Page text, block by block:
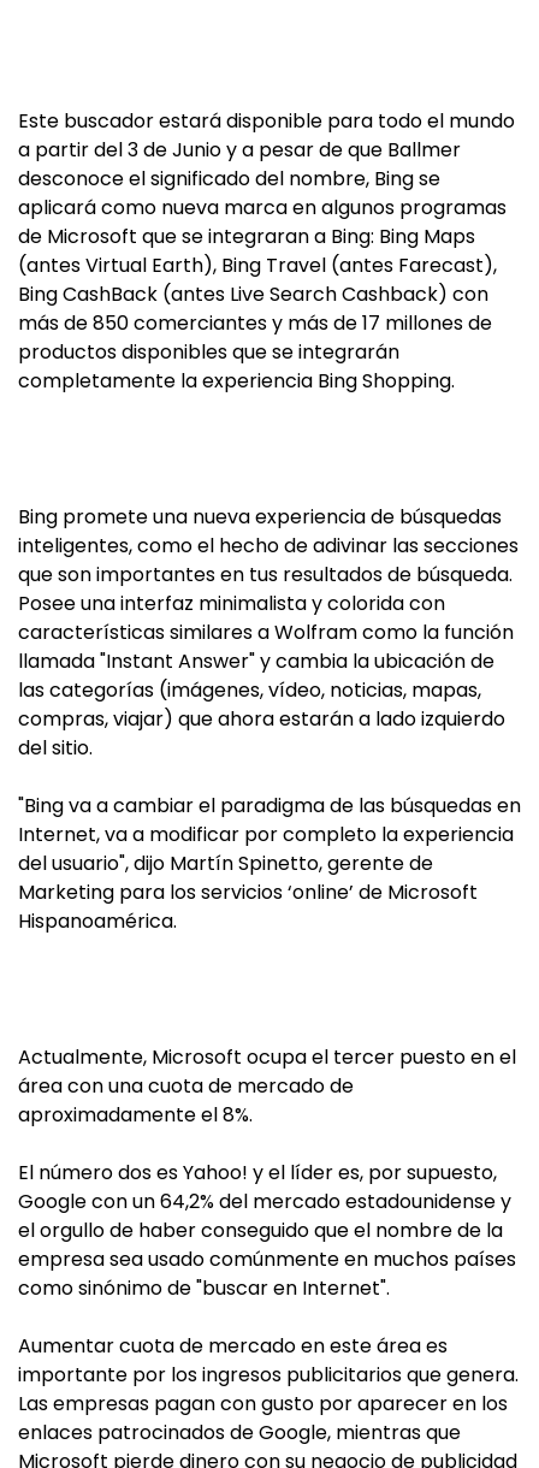
Este buscador estará disponible para todo el mundo
a partir del 3 de Junio y a pesar de que Ballmer
desconoce el significado del nombre, Bing se
aplicará como nueva marca en algunos programas
de Microsoft que se integraran a Bing: Bing Maps
(antes Virtual Earth), Bing Travel (antes Farecast),
Bing CashBack (antes Live Search Cashback) con
más de 850 comerciantes y más de 17 millones de
productos disponibles que se integrarán
completamente la experiencia Bing Shopping.
Bing promete una nueva experiencia de búsquedas
inteligentes, como el hecho de adivinar las secciones
que son importantes en tus resultados de búsqueda.
Posee una interfaz minimalista y colorida con
características similares a Wolfram como la función
llamada "Instant Answer" y cambia la ubicación de
las categorías (imágenes, vídeo, noticias, mapas,
compras, viajar) que ahora estarán a lado izquierdo
del sitio.
"Bing va a cambiar el paradigma de las búsquedas en
Internet, va a modificar por completo la experiencia
del usuario", dijo Martín Spinetto, gerente de
Marketing para los servicios ‘online’ de Microsoft
Hispanoamérica.
Actualmente, Microsoft ocupa el tercer puesto en el
área con una cuota de mercado de
aproximadamente el 8%.
El número dos es Yahoo! y el líder es, por supuesto,
Google con un 64,2% del mercado estadounidense y
el orgullo de haber conseguido que el nombre de la
empresa sea usado comúnmente en muchos países
como sinónimo de "buscar en Internet".
Aumentar cuota de mercado en este área es
importante por los ingresos publicitarios que genera.
Las empresas pagan con gusto por aparecer en los
enlaces patrocinados de Google, mientras que
Microsoft pierde dinero con su negocio de publicidad